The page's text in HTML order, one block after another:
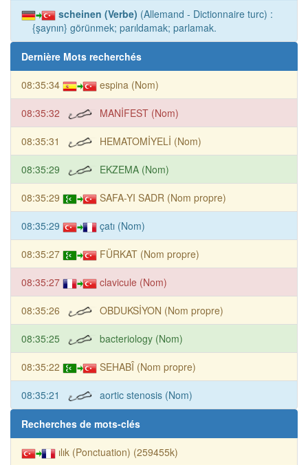
scheinen (Verbe) (Allemand - Dictionnaire turc) :
{şaynın} görünmek; parıldamak; parlamak.
Dernière Mots recherchés
08:35:34 espina (Nom)
08:35:32 MANİFEST (Nom)
08:35:31 HEMATOMİYELİ (Nom)
08:35:29 EKZEMA (Nom)
08:35:29 SAFA-YI SADR (Nom propre)
08:35:29 çatı (Nom)
08:35:27 FÜRKAT (Nom propre)
08:35:27 clavicule (Nom)
08:35:26 OBDUKSİYON (Nom propre)
08:35:25 bacteriology (Nom)
08:35:22 SEHABÎ (Nom propre)
08:35:21 aortic stenosis (Nom)
Recherches de mots-clés
ılık (Ponctuation) (259455k)